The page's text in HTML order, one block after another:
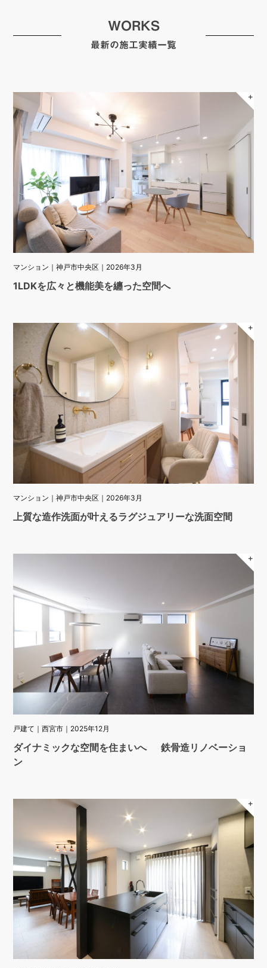
WORKS
最新の施工実績一覧
＋
マンション｜神戸市中央区｜2026年3月
1LDKを広々と機能美を纏った空間へ
＋
マンション｜神戸市中央区｜2026年3月
上質な造作洗面が叶えるラグジュアリーな洗面空間
＋
戸建て｜西宮市｜2025年12月
ダイナミックな空間を住まいへ 鉄骨造リノベーショ
ン
＋